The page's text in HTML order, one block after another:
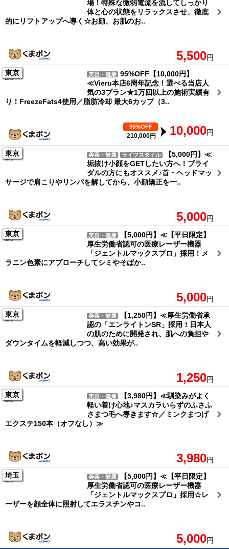
場！特殊な微弱電流を流してしっかり
体と心の状態をリラックスさせ、徹底
的にリフトアップへ導く☆お顔、お肌のお..
5,500円
東京
美容・健康 95%OFF【10,000円】
≪Vieru本店6周年記念！選べる当店人
気の3プラン★1万回以上の施術実績有
り！FreezeFats4使用／脂肪冷却 最大6カップ（3..
95%OFF
210,000円 10,000円
東京 美容・健康 ライフスタイル
【5,000円】≪
垢抜け小顔をGETしたい方へ！ブライ
ダルの方にもオススメ♪首・ヘッドマッ
サージで肩こりやリンパを解してから、小顔矯正を一..
5,000円
東京
美容・健康
【5,000円】≪【平日限定】
厚生労働省認可の医療レーザー機器
「ジェントルマックスプロ」採用！メ
ラニン色素にアプローチしてシミやそばか..
5,000円
東京
美容・健康
【1,250円】≪厚生労働省承
認の「エンライトンSR」採用！日本人
の肌のために開発され、肌への負担や
ダウンタイムを軽減しつつ、高い効果が..
1,250円
東京
美容・健康
【3,980円】≪馴染みがよく
軽い着け心地♪マスカラいらずのふさふ
さまつ毛へ導きます☆／ミンクまつげ
エクステ150本（オフなし）≫
3,980円
埼玉
美容・健康
【5,000円】≪【平日限定】
厚生労働省認可の医療レーザー機器
「ジェントルマックスプロ」採用☆レ
ーザーを顔全体に照射してエラスチンやコ..
5,000円